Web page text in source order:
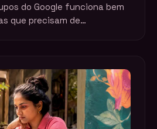
do Google funciona bem
que precisam de…